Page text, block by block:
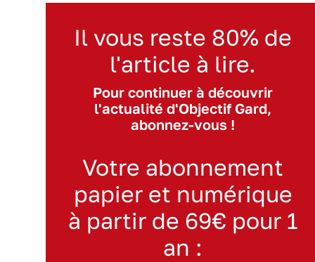
Il vous reste 80% de
l'article à lire.
Pour continuer à découvrir
l'actualité d'Objectif Gard,
abonnez-vous !
Votre abonnement
papier et numérique
à partir de 69€ pour 1
an :